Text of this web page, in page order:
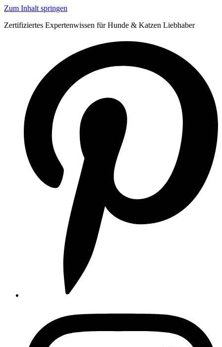
Zum Inhalt springen
Zertifiziertes Expertenwissen für Hunde & Katzen Liebhaber